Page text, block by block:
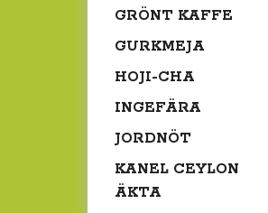
GRÖNT KAFFE
GURKMEJA
HOJI-CHA
INGEFÄRA
JORDNÖT
KANEL CEYLON
ÄKTA